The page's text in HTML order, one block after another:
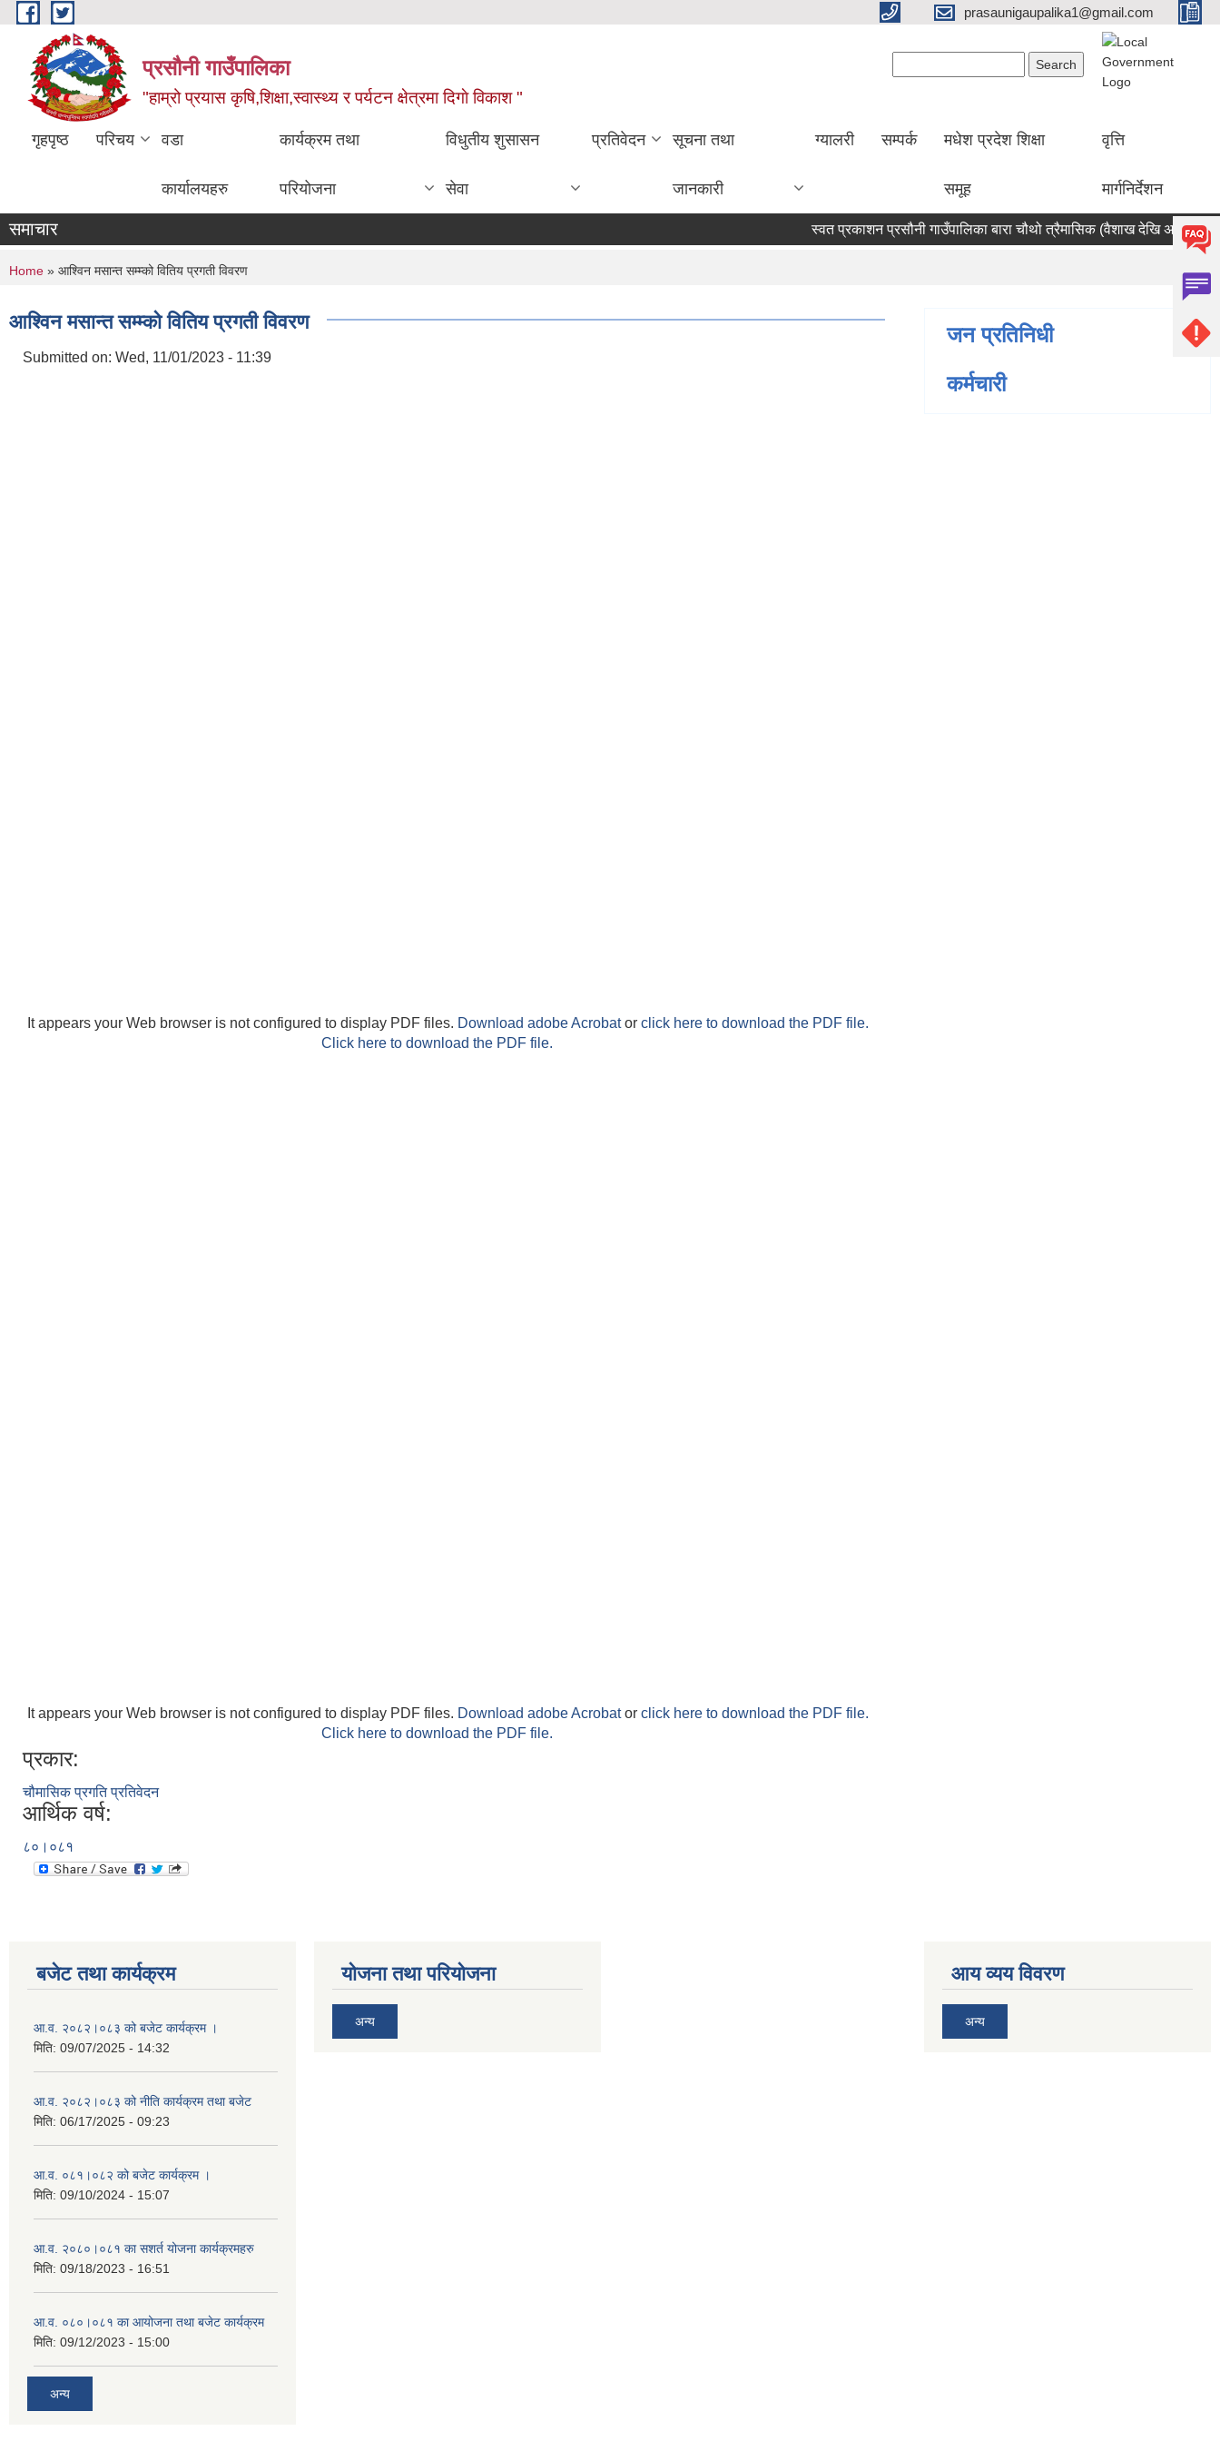
Skip to main content prasaunigaupalika1@gmail.com
प्रसौनी गाउँपालिका
"हाम्रो प्रयास कृषि,शिक्षा,स्वास्थ्य र पर्यटन क्षेत्रमा दिगाे विकाश "
गृहपृष्ठ परिचय वडा
कार्यालयहरु
कार्यक्रम तथा
परियोजना
विधुतीय शुसासन
सेवा
प्रतिवेदन सूचना तथा
जानकारी
ग्यालरी सम्पर्क मधेश प्रदेश शिक्षा
समूह
वृत्ति
मार्गनिर्देशन
समाचार स्वत प्रकाशन प्रसौनी गाउँपालिका बारा चौथो त्रैमासिक (वैशाख देखि असार सम्म)
You are here
Home » आश्विन मसान्त सम्म्को वितिय प्रगती विवरण
आश्विन मसान्त सम्म्को वितिय प्रगती विवरण
Submitted on: Wed, 11/01/2023 - 11:39
It appears your Web browser is not configured to display PDF files. Download adobe Acrobator click here to download the PDF file.
Click here to download the PDF file.
It appears your Web browser is not configured to display PDF files. Download adobe Acrobator click here to download the PDF file.
Click here to download the PDF file.
प्रकार:
चौमासिक प्रगति प्रतिवेदन
आर्थिक वर्ष:
८०।०८१
जन प्रतिनिधी
कर्मचारी
बजेट तथा कार्यक्रम
आ.व. २०८२।०८३ को बजेट कार्यक्रम ।
मिति: 09/07/2025 - 14:32
आ.व. २०८२।०८३ को नीति कार्यक्रम तथा बजेट
मिति: 06/17/2025 - 09:23
आ.व. ०८१।०८२ को बजेट कार्यक्रम ।
मिति: 09/10/2024 - 15:07
आ.व. २०८०।०८१ का सशर्त योजना कार्यक्रमहरु
मिति: 09/18/2023 - 16:51
आ.व. ०८०।०८१ का आयोजना तथा बजेट कार्यक्रम
मिति: 09/12/2023 - 15:00
अन्य
योजना तथा परियोजना
अन्य
आय व्यय विवरण
अन्य